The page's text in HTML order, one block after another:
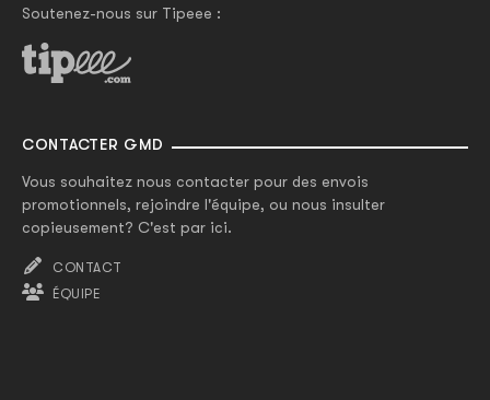
Soutenez-nous sur Tipeee :
CONTACTER GMD
Vous souhaitez nous contacter pour des envois
promotionnels, rejoindre l'équipe, ou nous insulter
copieusement? C'est par ici.
CONTACT
ÉQUIPE